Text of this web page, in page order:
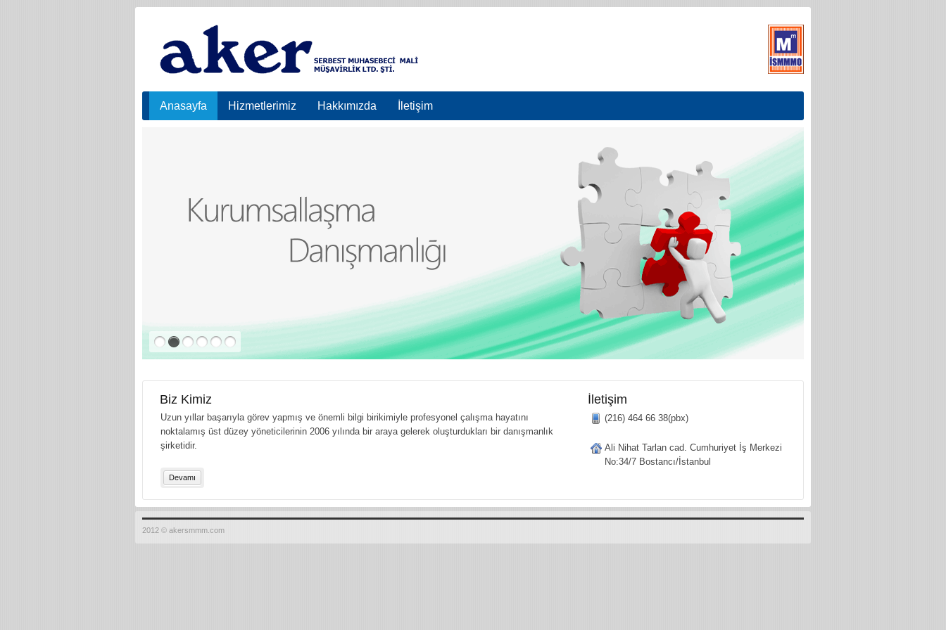
Anasayfa Hizmetlerimiz Hakkımızda İletişim
Biz Kimiz
Uzun yıllar başarıyla görev yapmış ve önemli bilgi birikimiyle profesyonel çalışma hayatını
noktalamış üst düzey yöneticilerinin 2006 yılında bir araya gelerek oluşturdukları bir danışmanlık
şirketidir.
Devamı
İletişim
(216) 464 66 38(pbx)
Ali Nihat Tarlan cad. Cumhuriyet İş Merkezi
No:34/7 Bostancı/İstanbul
2012 © akersmmm.com